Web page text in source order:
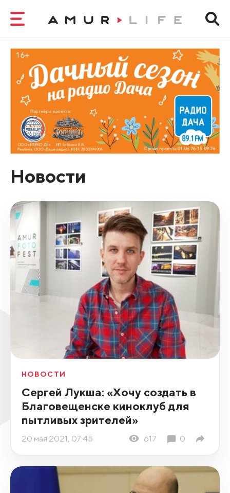
Новости
НОВОСТИ
Сергей Лукша: «Хочу создать в
Благовещенске киноклуб для
пытливых зрителей»
20 мая 2021, 07:45 617 0